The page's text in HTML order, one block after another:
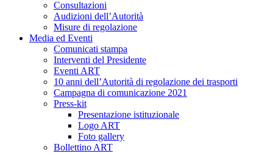
Consultazioni
Audizioni dell’Autorità
Misure di regolazione
Media ed Eventi
Comunicati stampa
Interventi del Presidente
Eventi ART
10 anni dell’Autorità di regolazione dei trasporti
Campagna di comunicazione 2021
Press-kit
Presentazione istituzionale
Logo ART
Foto gallery
Bollettino ART